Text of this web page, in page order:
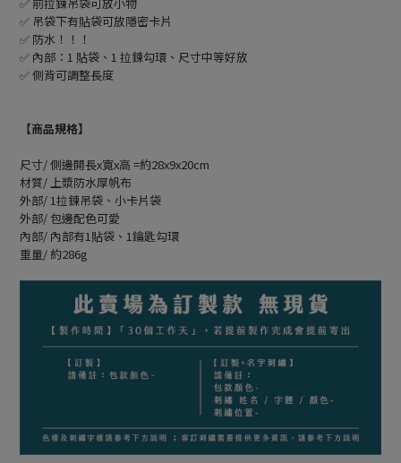
✅ 吊袋下有貼袋可放隱密卡片
✅ 防水！！！
✅ 內部：1 貼袋、1 拉鍊勾環、尺寸中等好放
✅ 側背可調整長度
【商品規格】
尺寸/ 側邊開長x寬x高 =約28x9x20cm
材質/ 上漿防水厚帆布
外部/ 1拉鍊吊袋、小卡片袋
外部/ 包邊配色可愛
內部/ 內部有1貼袋、1鑰匙勾環
重量/ 約286g